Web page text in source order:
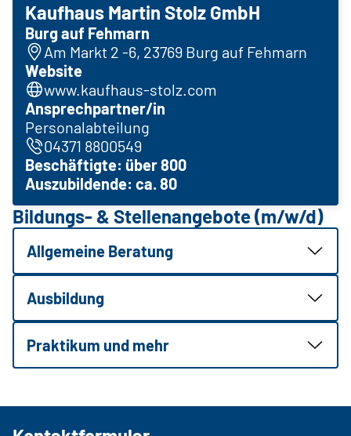
Kaufhaus Martin Stolz GmbH
Burg auf Fehmarn
Am Markt 2 -6, 23769 Burg auf Fehmarn
Website
www.kaufhaus-stolz.com
Ansprechpartner/in
Personalabteilung
04371 8800549
Beschäftigte: über 800
Auszubildende: ca. 80
Bildungs- & Stellenangebote (m/w/d)
Allgemeine Beratung
Ausbildung
Praktikum und mehr